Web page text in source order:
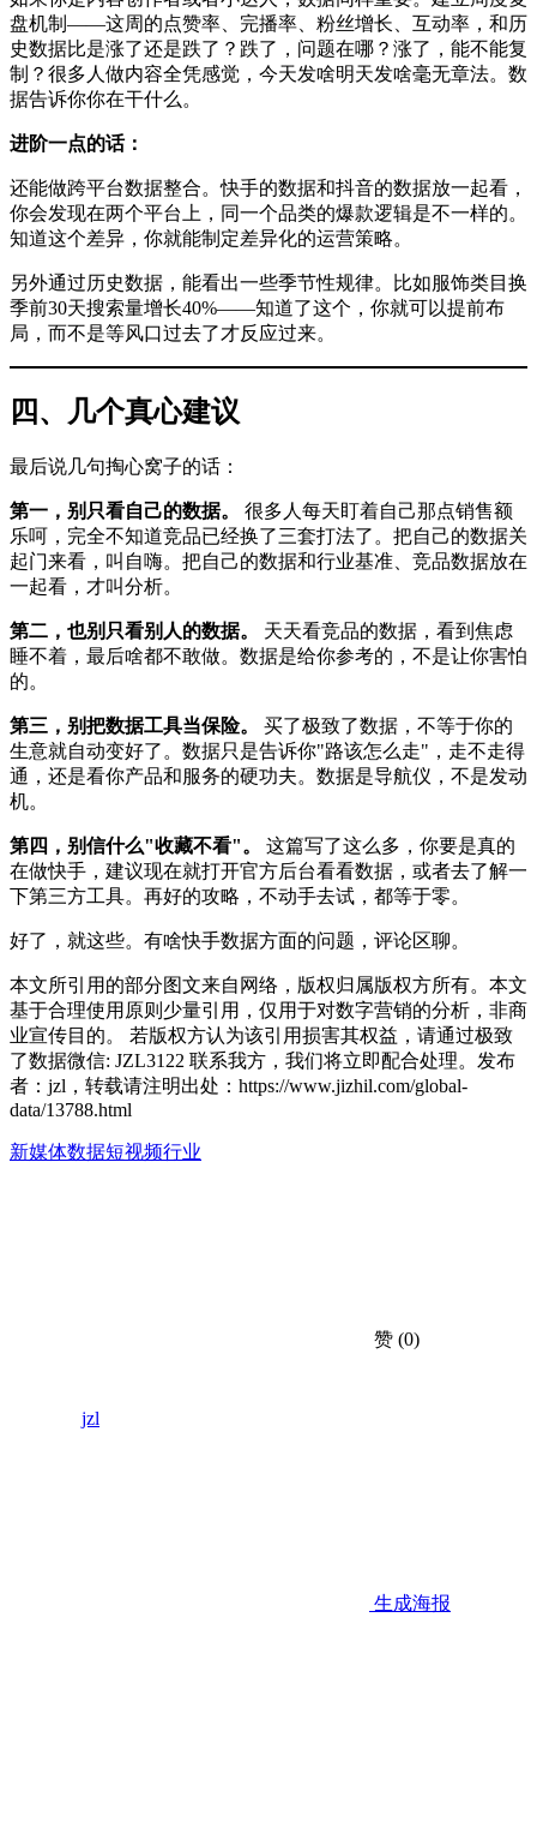
盘机制——这周的点赞率、完播率、粉丝增长、互动率，和历
史数据比是涨了还是跌了？跌了，问题在哪？涨了，能不能复
制？很多人做内容全凭感觉，今天发啥明天发啥毫无章法。数
据告诉你你在干什么。
进阶一点的话：
还能做跨平台数据整合。快手的数据和抖音的数据放一起看，
你会发现在两个平台上，同一个品类的爆款逻辑是不一样的。
知道这个差异，你就能制定差异化的运营策略。
另外通过历史数据，能看出一些季节性规律。比如服饰类目换
季前30天搜索量增长40%——知道了这个，你就可以提前布
局，而不是等风口过去了才反应过来。
四、几个真心建议
最后说几句掏心窝子的话：
第一，别只看自己的数据。
很多人每天盯着自己那点销售额
乐呵，完全不知道竞品已经换了三套打法了。把自己的数据关
起门来看，叫自嗨。把自己的数据和行业基准、竞品数据放在
一起看，才叫分析。
第二，也别只看别人的数据。
天天看竞品的数据，看到焦虑
睡不着，最后啥都不敢做。数据是给你参考的，不是让你害怕
的。
第三，别把数据工具当保险。
买了极致了数据，不等于你的
生意就自动变好了。数据只是告诉你"路该怎么走"，走不走得
通，还是看你产品和服务的硬功夫。数据是导航仪，不是发动
机。
第四，别信什么"收藏不看"。
这篇写了这么多，你要是真的
在做快手，建议现在就打开官方后台看看数据，或者去了解一
下第三方工具。再好的攻略，不动手去试，都等于零。
好了，就这些。有啥快手数据方面的问题，评论区聊。
本文所引用的部分图文来自网络，版权归属版权方所有。本文
基于合理使用原则少量引用，仅用于对数字营销的分析，非商
业宣传目的。 若版权方认为该引用损害其权益，请通过极致
了数据微信: JZL3122 联系我方，我们将立即配合处理。发布
者：jzl，转载请注明出处： https://www.jizhil.com/global-
data/13788.html
新媒体数据短视频行业
赞 (0)
jzl
生成海报